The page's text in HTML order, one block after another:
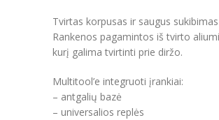
Tvirtas korpusas ir saugus sukibimas
Rankenos pagamintos iš tvirto
kurį galima tvirtinti prie diržo.
Multitool’e integruoti įrankiai:
– antgalių bazė
– universalios replės